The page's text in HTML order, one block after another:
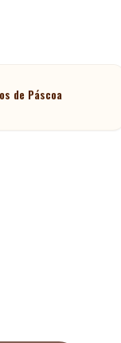
de Páscoa